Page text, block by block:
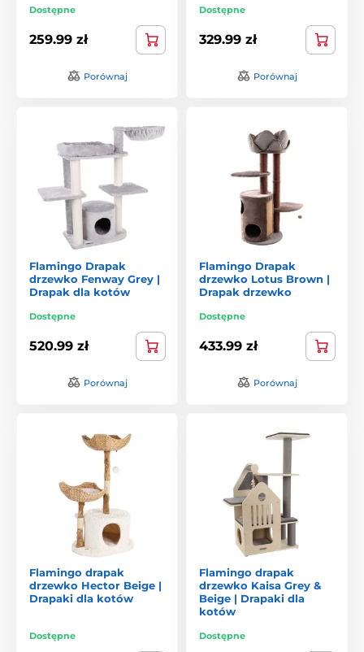
Dostępne
259.99 zł
Porównaj
Dostępne
329.99 zł
Porównaj
Flamingo Drapak
drzewko Fenway Grey |
Drapak dla kotów
Dostępne
520.99 zł
Porównaj
Flamingo Drapak
drzewko Lotus Brown |
Drapak drzewko
Dostępne
433.99 zł
Porównaj
Flamingo drapak
drzewko Hector Beige |
Drapaki dla kotów
Dostępne
Flamingo drapak
drzewko Kaisa Grey &
Beige | Drapaki dla
kotów
Dostępne